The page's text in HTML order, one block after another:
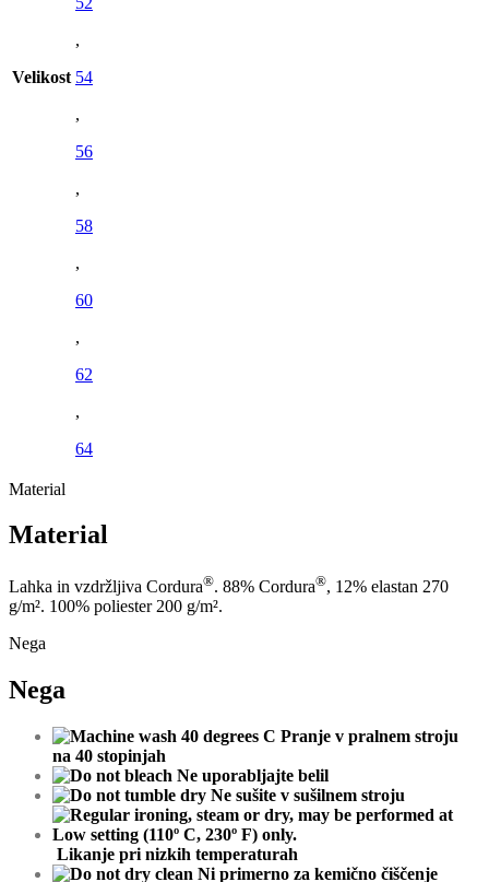
Velikost
,
54
,
56
,
58
,
60
,
62
,
64
Material
Material
Lahka in vzdržljiva Cordura®. 88% Cordura®, 12% elastan 270
g/m². 100% poliester 200 g/m².
Nega
Nega
Pranje v pralnem stroju
na 40 stopinjah
Ne uporabljajte belil
Ne sušite v sušilnem stroju
Likanje pri nizkih temperaturah
Ni primerno za kemično čiščenje